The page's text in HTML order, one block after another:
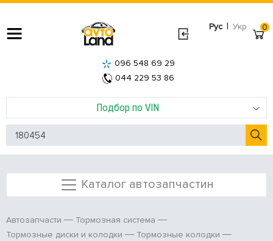
Рус | Укр
Подбор по VIN
096 548 69 29
044 229 53 86
0
Каталог автозапчастин
Автозапчасти
Тормозная система
Тормозные диски и колодки
Тормозные колодки